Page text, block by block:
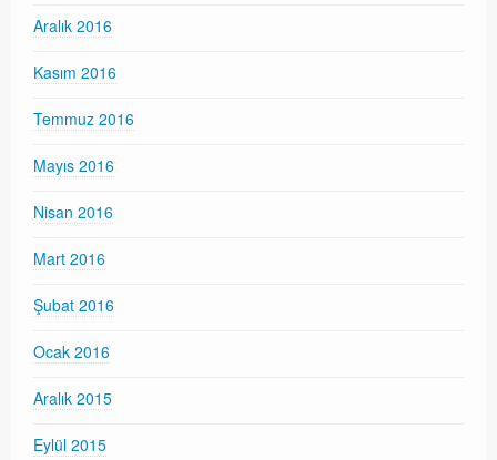
Aralık 2016
Kasım 2016
Temmuz 2016
Mayıs 2016
Nisan 2016
Mart 2016
Şubat 2016
Ocak 2016
Aralık 2015
Eylül 2015